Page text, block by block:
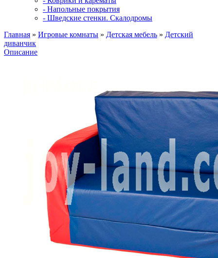
- Напольные покрытия
- Шведские стенки. Скалодромы
Главная » Игровые комнаты » Детская мебель » Детский
диванчик
Описание